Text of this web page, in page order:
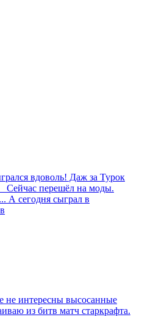
вдоволь! Даж за Турок
Сейчас перешёл на моды.
А сегодня сыграл в
не интересны высосанные
из битв матч старкрафта.